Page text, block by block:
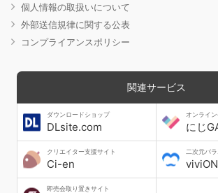
個人情報の取扱いについて
外部送信規律に関する公表
コンプライアンスポリシー
関連サービス
ダウンロードショップ
DLsite.com
オンライ
にじ
クリエイター支援サイト
Ci-en
二次元バ
即売会取り置きサイト